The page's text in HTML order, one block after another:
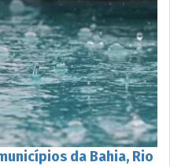
da Bahia, Rio